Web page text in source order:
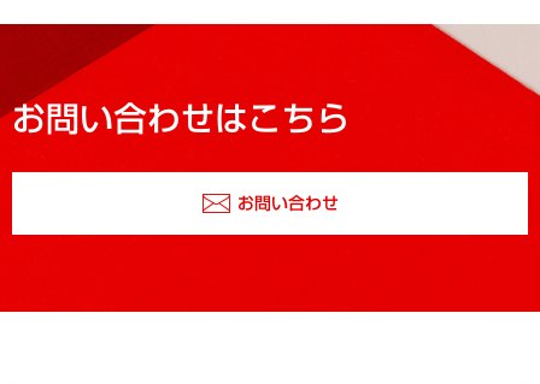
お問い合わせはこちら
お問い合わせ